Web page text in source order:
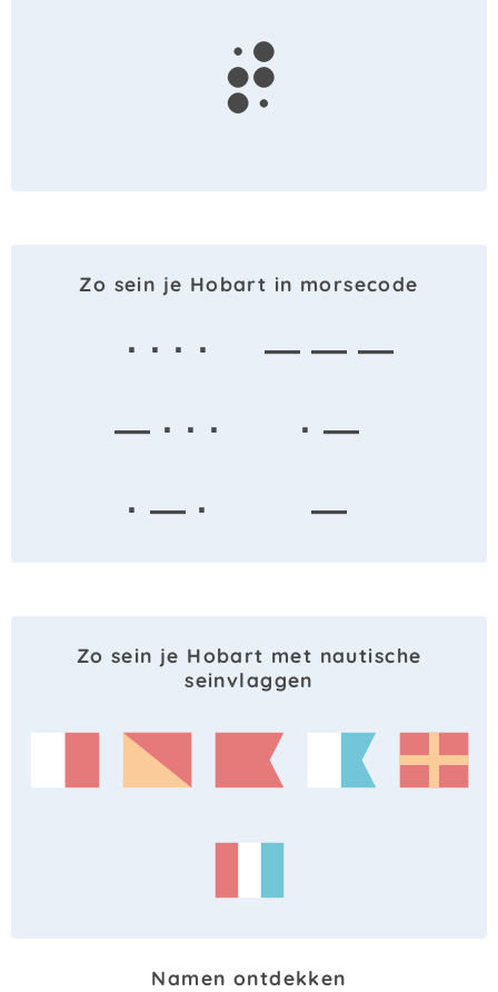
t
Zo sein je Hobart in morsecode
· · · ·
— — —
— · · ·
· —
· — ·
—
Zo sein je Hobart met nautische
seinvlaggen
Namen ontdekken